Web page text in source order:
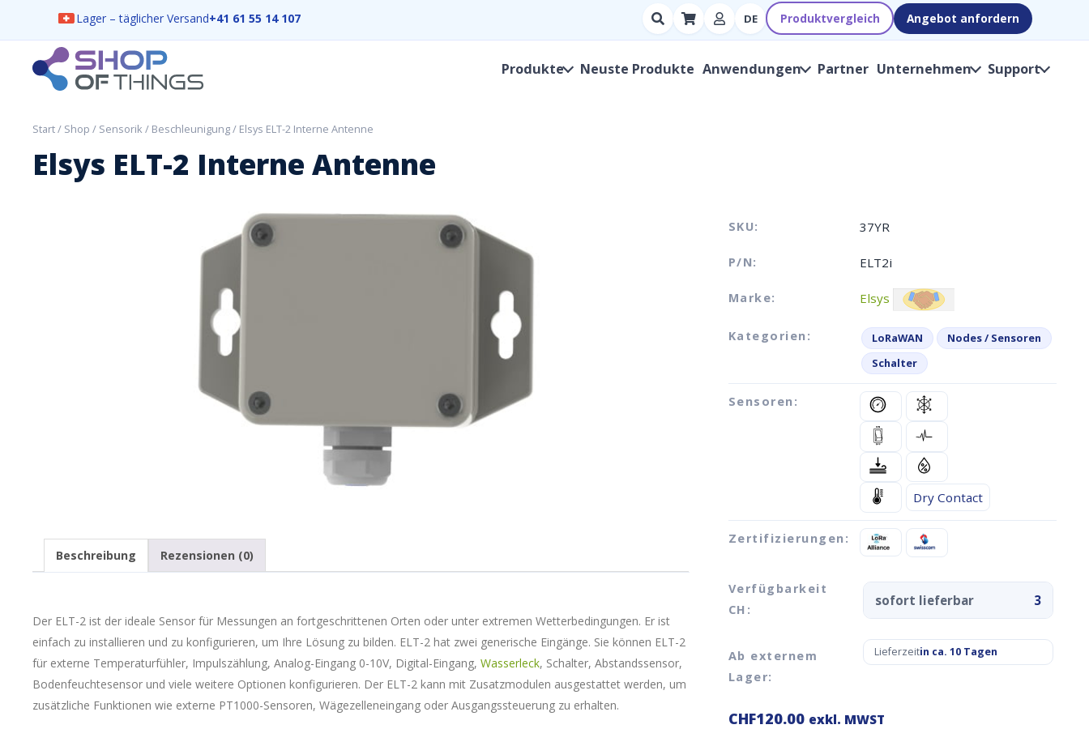
Lager – täglicher Versand+41 61 55 14 107
Suchen
nach
Hersteller,
DE Produktvergleich Angebot anfordern
ShopOfThings
Produkte Neuste Produkte Anwendungen Partner Unternehmen Support
Start/ Shop / Sensorik / Beschleunigung/ Elsys ELT-2 Interne Antenne
Elsys ELT-2 Interne Antenne
SKU: 37YR
P/N: ELT2i
Marke: Elsys
Kategorien: LoRaWAN
Nodes / Sensoren
Schalter
Sensoren:
Dry Contact
Zertifizierungen:
Verfügbarkeit
CH:
sofort lieferbar 3
Ab externem
Lager:
Lieferzeitin ca. 10 Tagen
CHF120.00 exkl. MWST
Beschreibung Rezensionen (0)
Der ELT-2 ist der ideale Sensor für Messungen an fortgeschrittenen Orten oder unter extremen Wetterbedingungen. Er ist
einfach zu installieren und zu konfigurieren, um Ihre Lösung zu bilden. ELT-2 hat zwei generische Eingänge. Sie können ELT-2
für externe Temperaturfühler, Impulszählung, Analog-Eingang 0-10V, Digital-Eingang, Wasserleck, Schalter, Abstandssensor,
Bodenfeuchtesensor und viele weitere Optionen konfigurieren. Der ELT-2 kann mit Zusatzmodulen ausgestattet werden, um
zusätzliche Funktionen wie externe PT1000-Sensoren, Wägezelleneingang oder Ausgangssteuerung zu erhalten.